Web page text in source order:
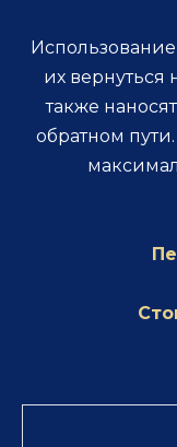
их
также
обратном